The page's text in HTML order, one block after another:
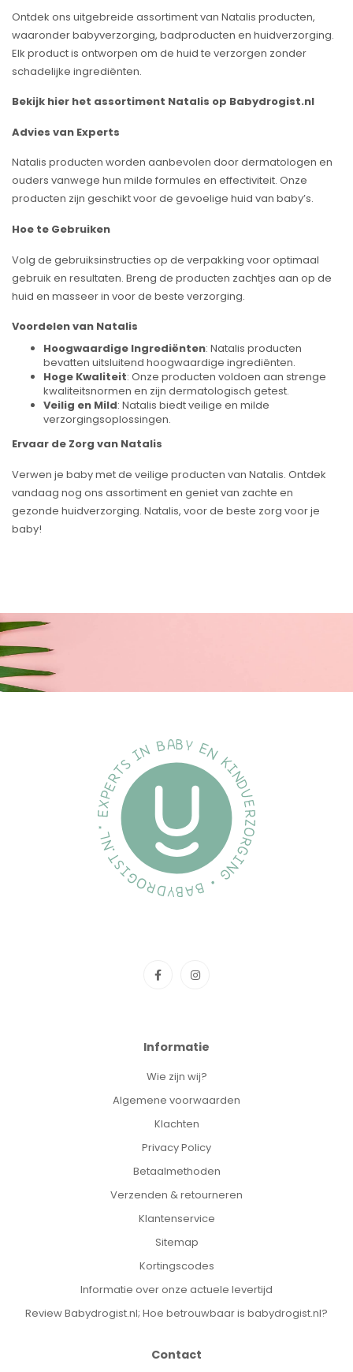
Ontdek ons uitgebreide assortiment van Natalis producten,
waaronder babyverzorging, badproducten en huidverzorging.
Elk product is ontworpen om de huid te verzorgen zonder
schadelijke ingrediënten.
Bekijk hier het assortiment Natalis op Babydrogist.nl
Advies van Experts
Natalis producten worden aanbevolen door dermatologen en
ouders vanwege hun milde formules en effectiviteit. Onze
producten zijn geschikt voor de gevoelige huid van baby’s.
Hoe te Gebruiken
Volg de gebruiksinstructies op de verpakking voor optimaal
gebruik en resultaten. Breng de producten zachtjes aan op de
huid en masseer in voor de beste verzorging.
Voordelen van Natalis
Hoogwaardige Ingrediënten: Natalis producten
bevatten uitsluitend hoogwaardige ingrediënten.
Hoge Kwaliteit: Onze producten voldoen aan strenge
kwaliteitsnormen en zijn dermatologisch getest.
Veilig en Mild: Natalis biedt veilige en milde
verzorgingsoplossingen.
Ervaar de Zorg van Natalis
Verwen je baby met de veilige producten van Natalis. Ontdek
vandaag nog ons assortiment en geniet van zachte en
gezonde huidverzorging. Natalis, voor de beste zorg voor je
baby!
Informatie
Wie zijn wij?
Algemene voorwaarden
Klachten
Privacy Policy
Betaalmethoden
Verzenden & retourneren
Klantenservice
Sitemap
Kortingscodes
Informatie over onze actuele levertijd
Review Babydrogist.nl; Hoe betrouwbaar is babydrogist.nl?
Contact